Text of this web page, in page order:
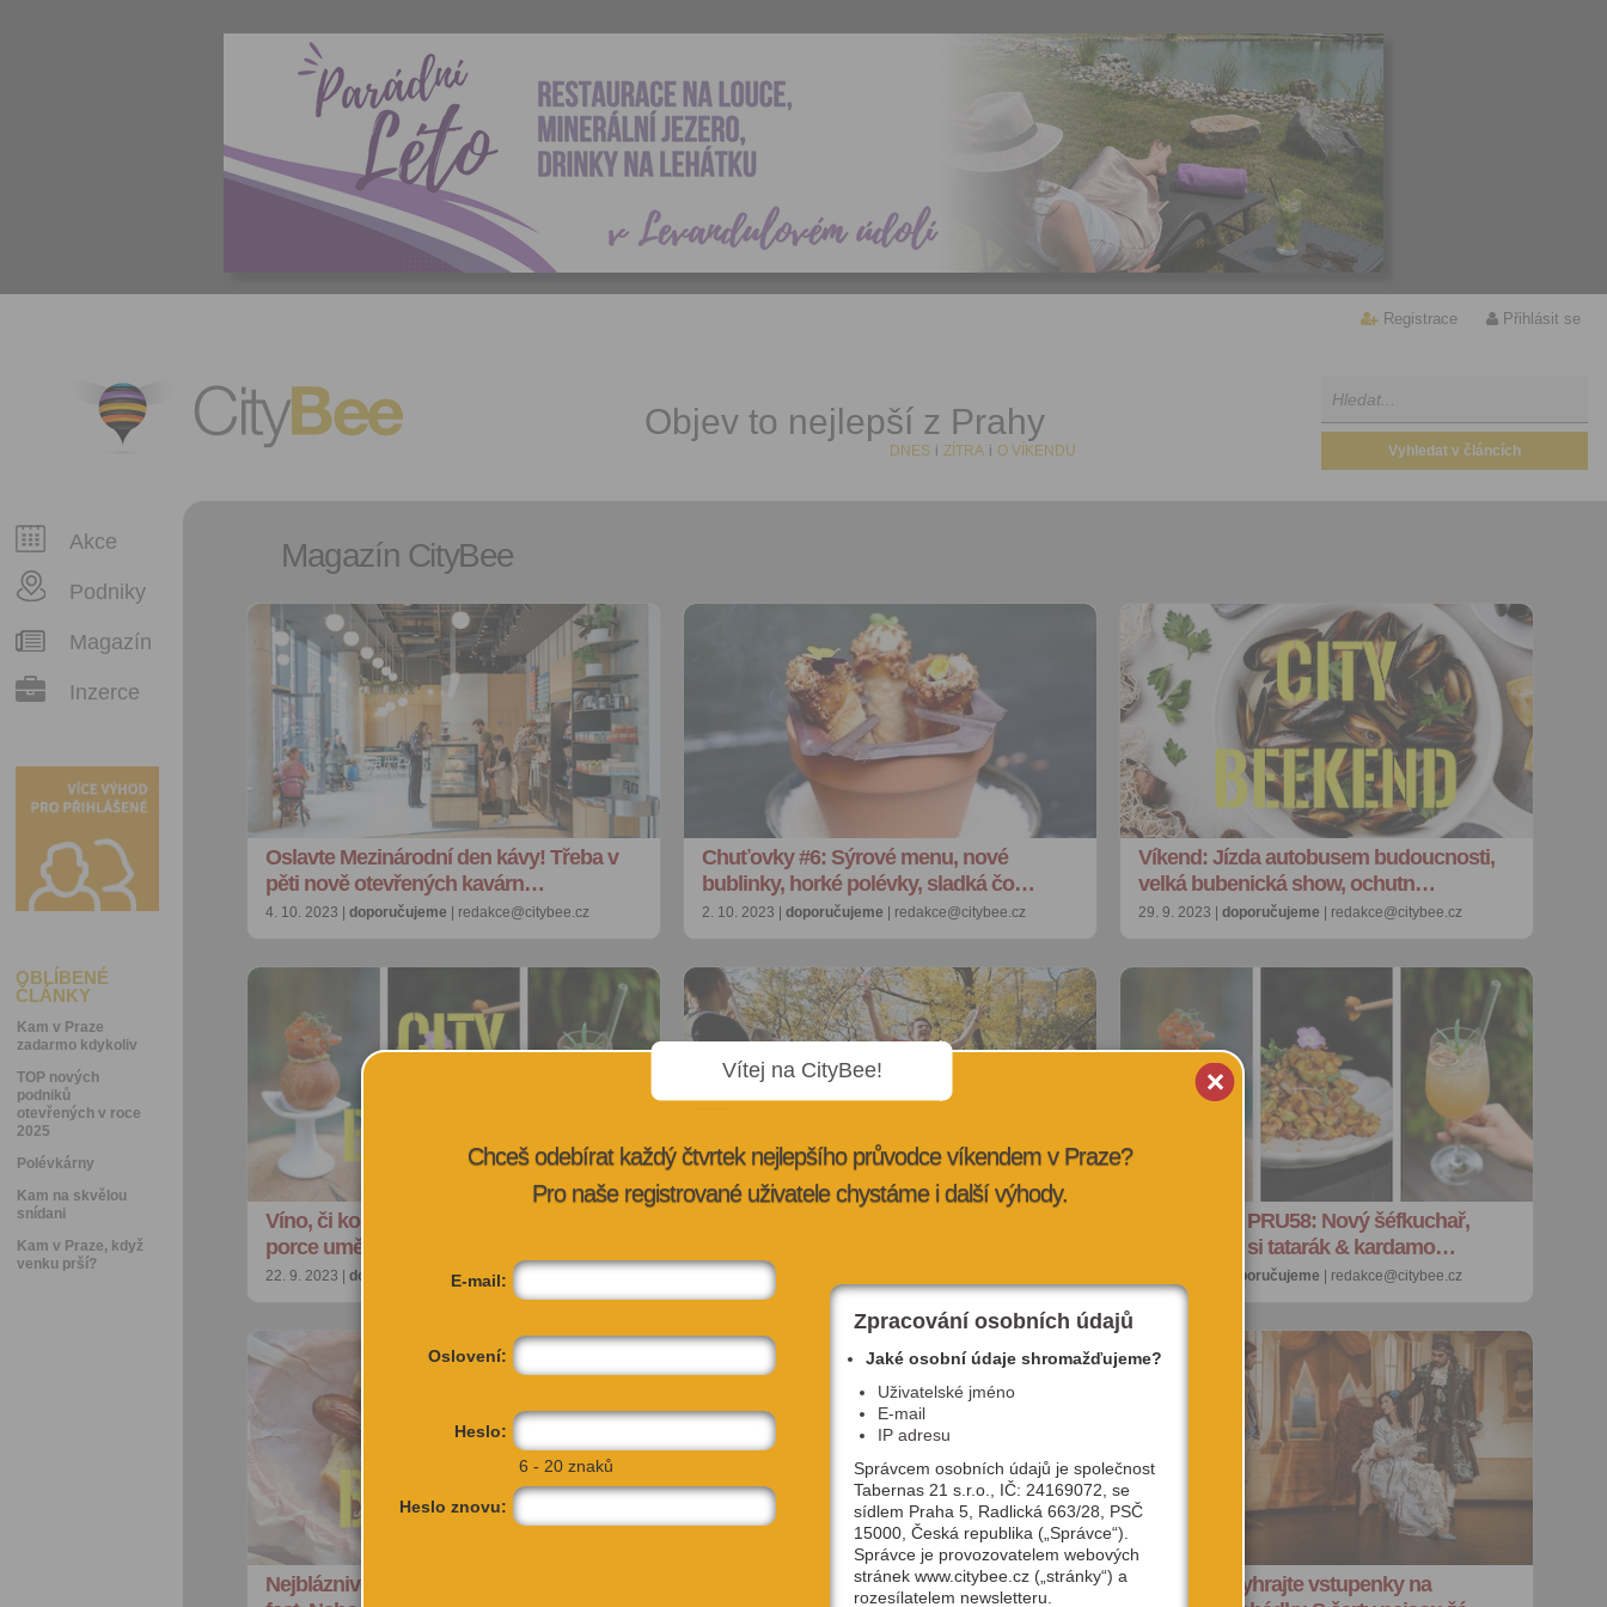
Registrace Přihlásit se
CityBee Objev to nejlepší z Prahy
DNES i ZÍTRA i O VÍKENDU
Akce
Podniky
Magazín
Inzerce
OBLÍBENÉ
ČLÁNKY
Kam v Praze
zadarmo kdykoliv
TOP nových
podniků
otevřených v roce
2025
Polévkárny
Kam na skvělou
snídani
Kam v Praze, když
venku prší?
Magazín CityBee
Oslavte Mezinárodní den kávy! Třeba v
pěti nově otevřených kavárn…
4. 10. 2023 | doporučujeme | redakce@citybee.cz
Chuťovky #6: Sýrové menu, nové
bublinky, horké polévky, sladká čo…
2. 10. 2023 | doporučujeme | redakce@citybee.cz
Víkend: Jízda autobusem budoucnosti,
velká bubenická show, ochutn…
29. 9. 2023 | doporučujeme | redakce@citybee.cz
Víno, či koktejl? Hodina ve fitku, nebo
porce umění? Asijská hous…
22. 9. 2023 | doporučujeme | redakce@citybee.cz 20. 9. 2023 |
Restaurace PRU58: Nový šéfkuchař,
menu. Dáte si tatarák & kardamo…
doporučujeme | redakce@citybee.cz
Nejbláznivější závod. Prasárna fest i bizar
Filmový festival Zlatý Voči je zpět a bude
SOUTĚŽ: Vyhrajte vstupenky na
Vítej na CityBee!
Chceš odebírat každý čtvrtek nejlepšího průvodce víkendem v Praze?
Pro naše registrované uživatele chystáme i další výhody.
E-mail:
Oslovení:
Heslo:
6 - 20 znaků
Heslo znovu:
Zpracování osobních údajů
Jaké osobní údaje shromažďujeme?
Uživatelské jméno
E-mail
IP adresu
Správcem osobních údajů je společnost
Tabernas 21 s.r.o., IČ: 24169072, se
sídlem Praha 5, Radlická 663/28, PSČ
15000, Česká republika („Správce“).
Správce je provozovatelem webových
stránek www.citybee.cz („stránky“) a
rozesílatelem newsletteru.